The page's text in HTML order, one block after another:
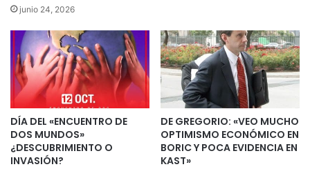
junio 24, 2026
DÍA DEL «ENCUENTRO DE
DOS MUNDOS»
¿DESCUBRIMIENTO O
INVASIÓN?
DE GREGORIO: «VEO MUCHO
OPTIMISMO ECONÓMICO EN
BORIC Y POCA EVIDENCIA EN
KAST»